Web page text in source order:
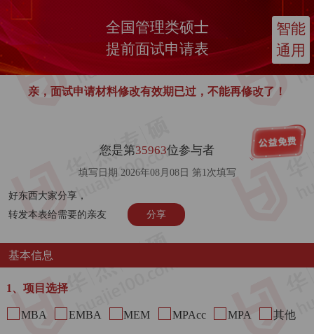
智能
通用
全国管理类硕士
提前面试申请表
亲，面试申请材料修改有效期已过，不能再修改了！
您是第35963位参与者
填写日期 2026年08月08日 第1次填写
好东西大家分享，
转发本表给需要的亲友
分享
基本信息
1、项目选择
MBA EMBA MEM MPAcc MPA 其他